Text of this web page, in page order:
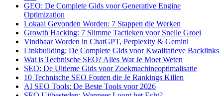
GEO: De Complete Gids voor Generative Engine
Optimization
Lokaal Gevonden Worden: 7 Stappen die Werken
Growth Hacking: 7 Slimme Tactieken voor Snelle Groei
Vindbaar Worden in ChatGPT, Perplexity & Gemini
Linkbuilding: De Complete Gids voor Kwalitatieve Backlinks
Wat is Technische SEO? Alles Wat Je Moet Weten
SEO: De Ultieme Gids voor Zoekmachineoptimalisatie
10 Technische SEO Fouten die Je Rankings Killen
AI SEO Tools: De Beste Tools voor 2026